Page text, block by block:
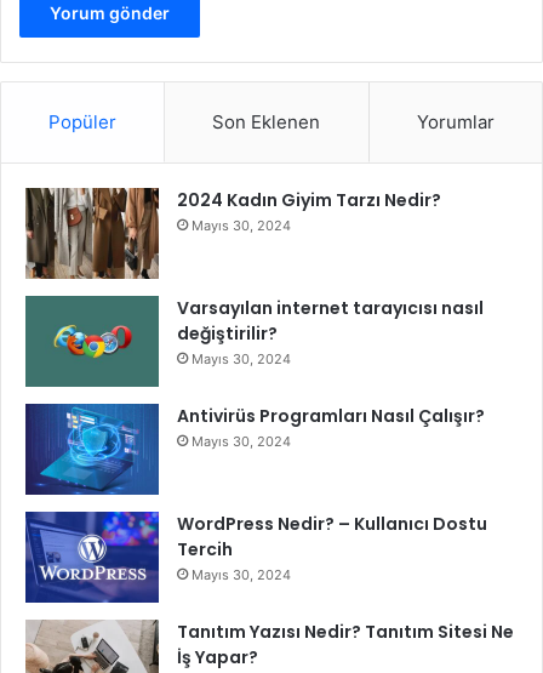
i
d
Popüler Son Eklenen Yorumlar
2024 Kadın Giyim Tarzı Nedir?
Mayıs 30, 2024
Varsayılan internet tarayıcısı nasıl
değiştirilir?
Mayıs 30, 2024
Antivirüs Programları Nasıl Çalışır?
Mayıs 30, 2024
WordPress Nedir? – Kullanıcı Dostu
Tercih
Mayıs 30, 2024
Tanıtım Yazısı Nedir? Tanıtım Sitesi Ne
İş Yapar?